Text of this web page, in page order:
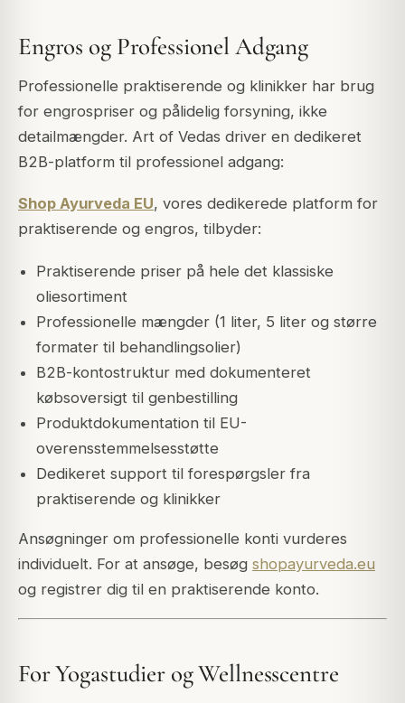
Engros og Professionel Adgang
Professionelle praktiserende og klinikker har brug
for engrospriser og pålidelig forsyning, ikke
detailmængder. Art of Vedas driver en dedikeret
B2B-platform til professionel adgang:
Shop Ayurveda EU, vores dedikerede platform for
praktiserende og engros, tilbyder:
Praktiserende priser på hele det klassiske
oliesortiment
Professionelle mængder (1 liter, 5 liter og større
formater til behandlingsolier)
B2B-kontostruktur med dokumenteret
købsoversigt til genbestilling
Produktdokumentation til EU-
overensstemmelsesstøtte
Dedikeret support til forespørgsler fra
praktiserende og klinikker
Ansøgninger om professionelle konti vurderes
individuelt. For at ansøge, besøg shopayurveda.eu
og registrer dig til en praktiserende konto.
For Yogastudier og Wellnesscentre